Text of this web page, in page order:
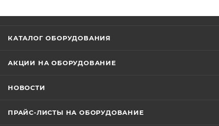
КАТАЛОГ ОБОРУДОВАНИЯ
АКЦИИ НА ОБОРУДОВАНИЕ
НОВОСТИ
ПРАЙС-ЛИСТЫ НА ОБОРУДОВАНИЕ